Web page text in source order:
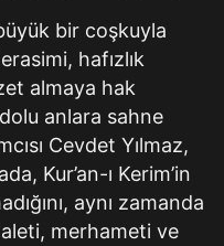
bir coşkuyla
hafızlık
almaya hak
anlara sahne
Cevdet Yılmaz,
Kur’an-ı Kerim’in
aynı zamanda
merhameti ve